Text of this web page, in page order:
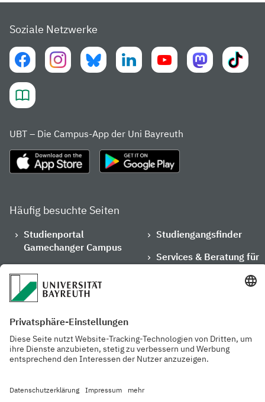
Soziale Netzwerke
UBT – Die Campus-App der Uni Bayreuth
Häufig besuchte Seiten
Studienportal
Gamechanger Campus
Pressemitteilungen
Arbeiten an der
Universität
Mensa, Frischraum &
Cafeterien
Studiengangsfinder
Services & Beratung für
Datenschutzerklärung Barrierefreiheitserklärung